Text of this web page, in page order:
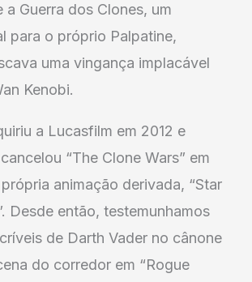
a Guerra dos Clones, um
para o próprio Palpatine,
uma vingança implacável
Kenobi.
a Lucasfilm em 2012 e
“The Clone Wars” em
animação derivada, “Star
Desde então, testemunhamos
de Darth Vader no cânone
do corredor em “Rogue